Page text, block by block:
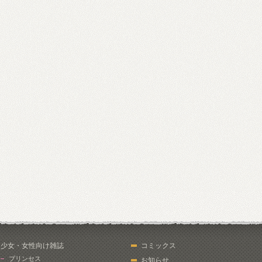
少女・女性向け雑誌
プリンセス
コミックス
お知らせ